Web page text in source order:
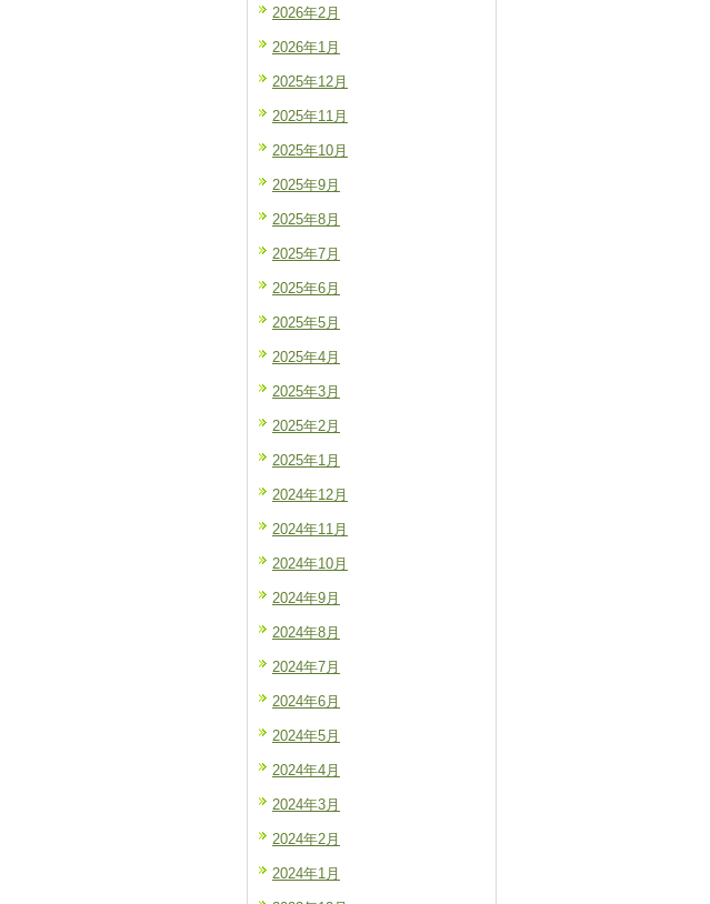
2026年2月
2026年1月
2025年12月
2025年11月
2025年10月
2025年9月
2025年8月
2025年7月
2025年6月
2025年5月
2025年4月
2025年3月
2025年2月
2025年1月
2024年12月
2024年11月
2024年10月
2024年9月
2024年8月
2024年7月
2024年6月
2024年5月
2024年4月
2024年3月
2024年2月
2024年1月